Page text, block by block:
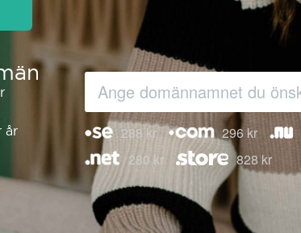
år
288 kr 296 kr
280 kr
828 kr